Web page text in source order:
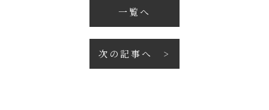
一覧へ
次の記事へ